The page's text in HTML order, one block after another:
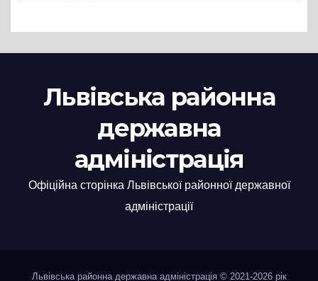
Львівська районна
державна
адміністрація
Офіційна сторінка Львівської районної державної
адміністрації
Львівська районна державна адміністрація © 2021-2026 рік